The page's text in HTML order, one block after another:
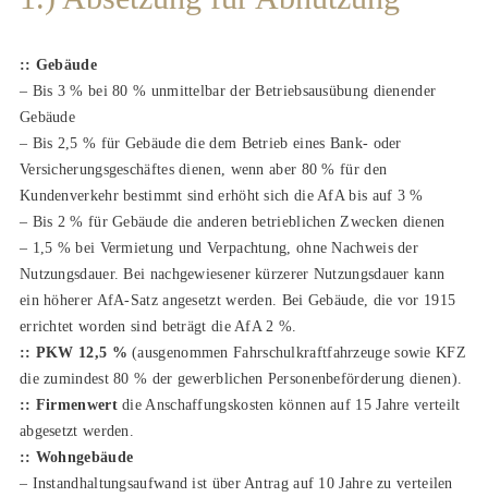
:: Gebäude
– Bis 3 % bei 80 % unmittelbar der Betriebsausübung dienender
Gebäude
– Bis 2,5 % für Gebäude die dem Betrieb eines Bank- oder
Versicherungsgeschäftes dienen, wenn aber 80 % für den
Kundenverkehr bestimmt sind erhöht sich die AfA bis auf 3 %
– Bis 2 % für Gebäude die anderen betrieblichen Zwecken dienen
– 1,5 % bei Vermietung und Verpachtung, ohne Nachweis der
Nutzungsdauer. Bei nachgewiesener kürzerer Nutzungsdauer kann
ein höherer AfA-Satz angesetzt werden. Bei Gebäude, die vor 1915
errichtet worden sind beträgt die AfA 2 %.
:: PKW 12,5 % (ausgenommen Fahrschulkraftfahrzeuge sowie KFZ
die zumindest 80 % der gewerblichen Personenbeförderung dienen).
:: Firmenwertdie Anschaffungskosten können auf 15 Jahre verteilt
abgesetzt werden.
:: Wohngebäude
– Instandhaltungsaufwand ist über Antrag auf 10 Jahre zu verteilen